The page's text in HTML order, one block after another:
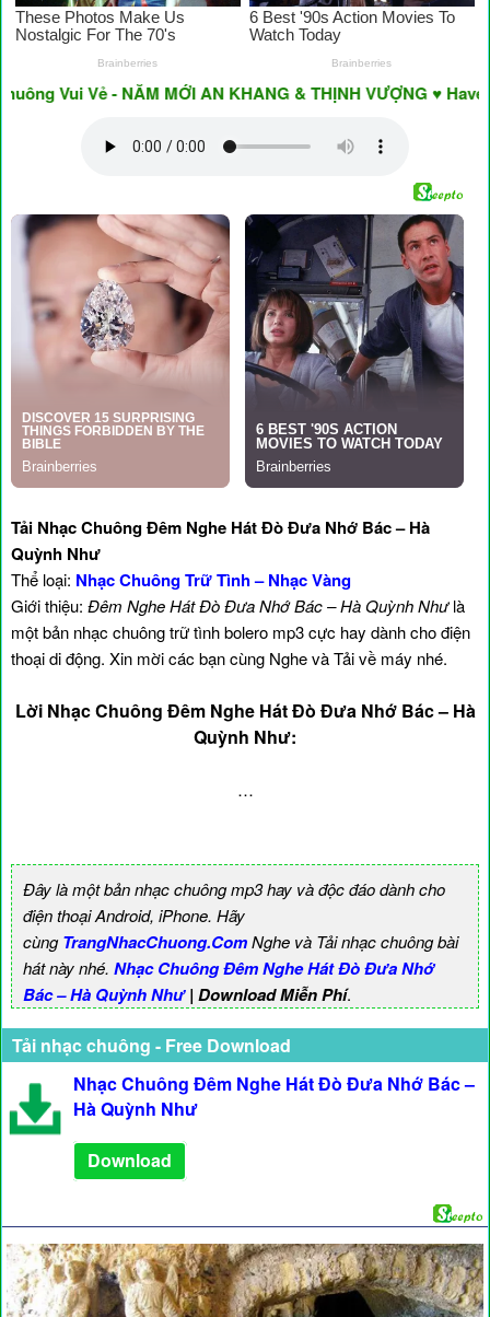
Vui Vẻ - NĂM MỚI AN KHANG & THỊNH VƯỢNG ♥ Have A
Tải Nhạc Chuông Đêm Nghe Hát Đò Đưa Nhớ Bác – Hà
Quỳnh Như
Thể loại: Nhạc Chuông Trữ Tình – Nhạc Vàng
Giới thiệu: Đêm Nghe Hát Đò Đưa Nhớ Bác – Hà Quỳnh Nhưlà
một bản nhạc chuông trữ tình bolero mp3 cực hay dành cho điện
thoại di động. Xin mời các bạn cùng Nghe và Tải về máy nhé.
Lời Nhạc Chuông Đêm Nghe Hát Đò Đưa Nhớ Bác – Hà
Quỳnh Như:
…
Đây là một bản nhạc chuông mp3 hay và độc đáo dành cho
điện thoại Android, iPhone. Hãy
cùngTrangNhacChuong.ComNghe và Tải nhạc chuông bài
hát này nhé. Nhạc Chuông Đêm Nghe Hát Đò Đưa Nhớ
Bác – Hà Quỳnh Như| Download Miễn Phí.
Tải nhạc chuông - Free Download
Nhạc Chuông Đêm Nghe Hát Đò Đưa Nhớ Bác –
Hà Quỳnh Như
Download